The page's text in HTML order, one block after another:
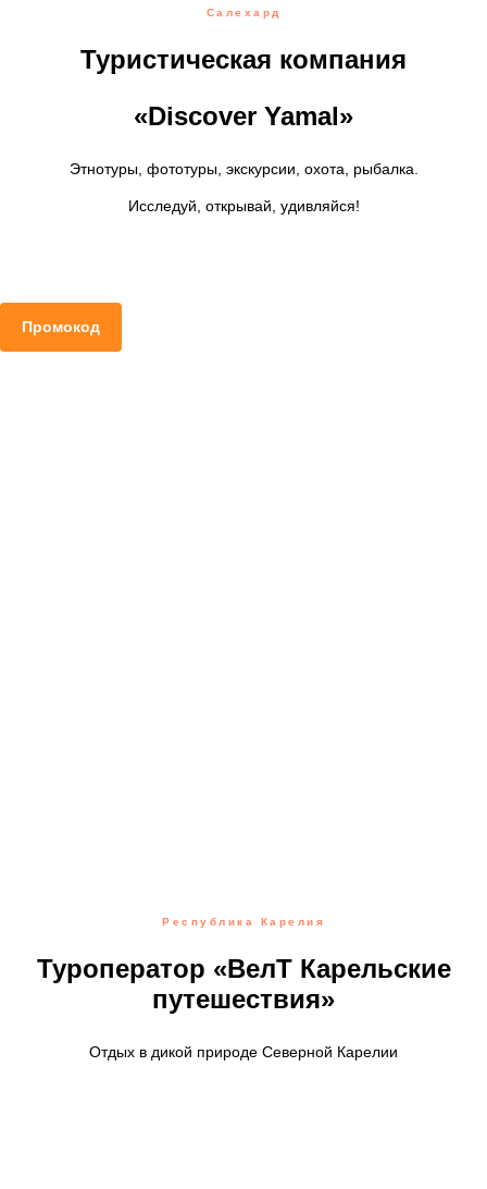
Салехард
Туристическая компания
«Discover Yamal»
Этнотуры, фототуры, экскурсии, охота, рыбалка.
Исследуй, открывай, удивляйся!
Промокод
Республика Карелия
Туроператор «ВелТ Карельские
путешествия»
Отдых в дикой природе Северной Карелии